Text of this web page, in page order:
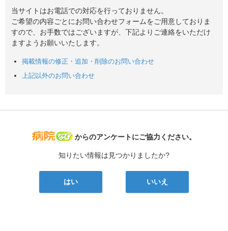
当サイトはお電話での対応を行っておりません。
ご希望の内容ごとにお問い合わせフォームをご用意しておりま
すので、お手数ではございますが、下記よりご連絡をいただけ
ますようお願いいたします。
掲載情報の修正・追加・削除のお問い合わせ
上記以外のお問い合わせ
病院なび
からのアンケートにご協力ください。
知りたい情報は見つかりましたか?
はい いいえ